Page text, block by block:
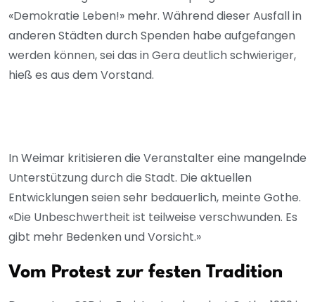
«Demokratie Leben!» mehr. Während dieser Ausfall in
anderen Städten durch Spenden habe aufgefangen
werden können, sei das in Gera deutlich schwieriger,
hieß es aus dem Vorstand.
In Weimar kritisieren die Veranstalter eine mangelnde
Unterstützung durch die Stadt. Die aktuellen
Entwicklungen seien sehr bedauerlich, meinte Gothe.
«Die Unbeschwertheit ist teilweise verschwunden. Es
gibt mehr Bedenken und Vorsicht.»
Vom Protest zur festen Tradition